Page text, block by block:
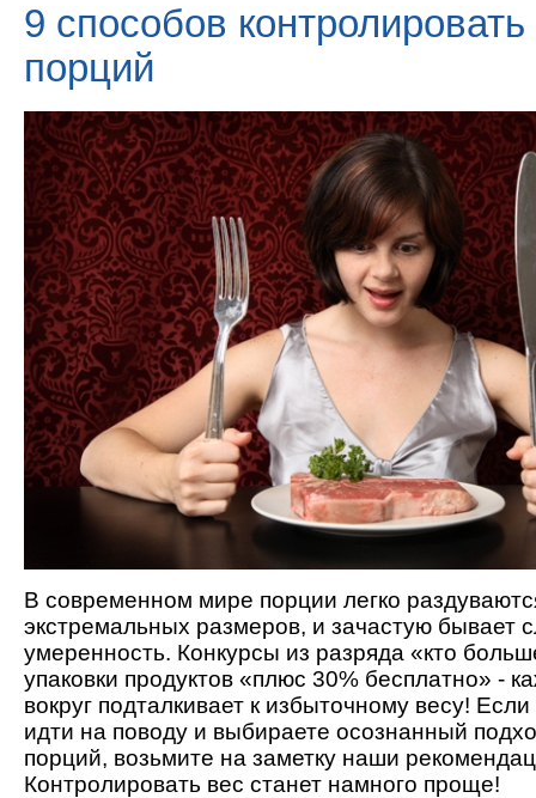
9 способов
порций
В современном мире порции легко
экстремальных размеров, и зачастую бывает
умеренность. Конкурсы из разряда «кто
упаковки продуктов «плюс 30% бесплатно» -
вокруг подталкивает к избыточному весу!
идти на поводу и выбираете осознанный
порций, возьмите на заметку наши
Контролировать вес станет намного проще!